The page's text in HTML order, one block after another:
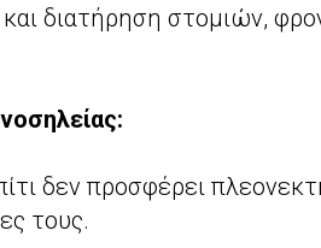
διατήρηση στομιών,
δεν προσφέρει
τους.